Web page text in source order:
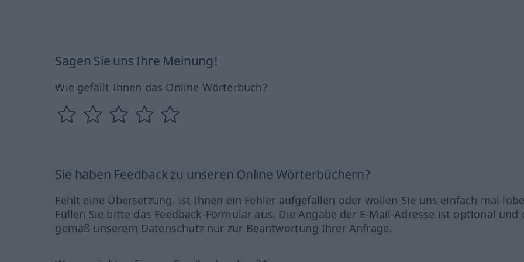
Sagen Sie uns Ihre Meinung!
Wie gefällt Ihnen das Online Wörterbuch?
Sie haben Feedback zu unseren Online Wörterbüchern?
Fehlt eine Übersetzung, ist Ihnen ein Fehler aufgefallen oder wollen Sie uns einfach mal
Füllen Sie bitte das Feedback-Formular aus. Die Angabe der E-Mail-Adresse ist optional und
gemäß unserem Datenschutz nur zur Beantwortung Ihrer Anfrage.